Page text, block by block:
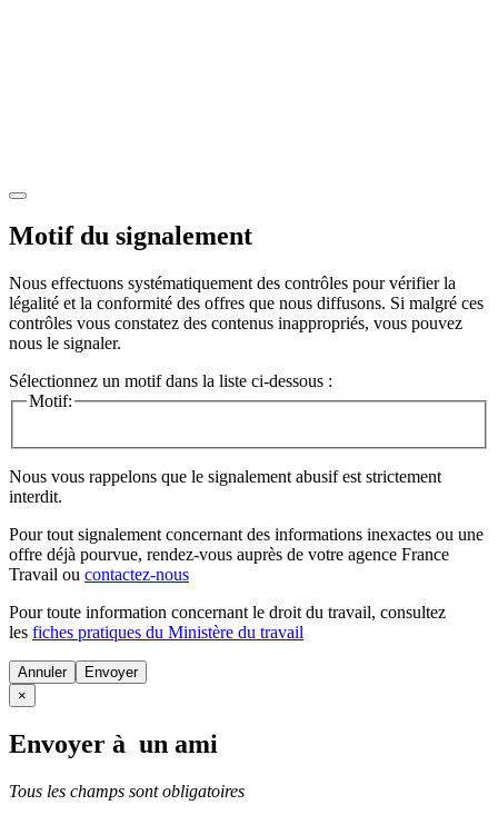
Motif du signalement
Nous effectuons systématiquement des contrôles pour vérifier la
légalité et la conformité des offres que nous diffusons. Si malgré ces
contrôles vous constatez des contenus inappropriés, vous pouvez
nous le signaler.
Sélectionnez un motif dans la liste ci-dessous :
Motif:
Nous vous rappelons que le signalement abusif est strictement
interdit.
Pour tout signalement concernant des informations inexactes ou une
offre déjà pourvue, rendez-vous auprès de votre agence France
Travail ou contactez-nous
Pour toute information concernant le droit du travail, consultez
les fiches pratiques du Ministère du travail
Annuler
×
Envoyer à un ami
Tous les champs sont obligatoires